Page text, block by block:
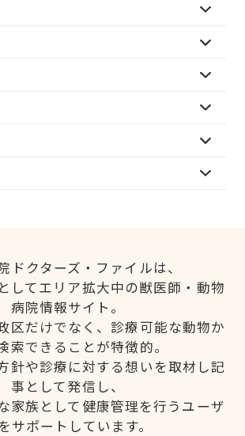
ドクターズ・ファイルは、
してエリア拡大中の獣医師・動物
病院情報サイト。
区だけでなく、診療可能な動物か
索できることが特徴的。
針や診療に対する想いを取材し記
事として発信し、
家族として健康管理を行うユーザ
サポートしています。